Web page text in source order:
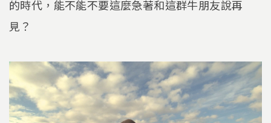
的時代，能不能不要這麼急著和這群牛朋友說再
見？